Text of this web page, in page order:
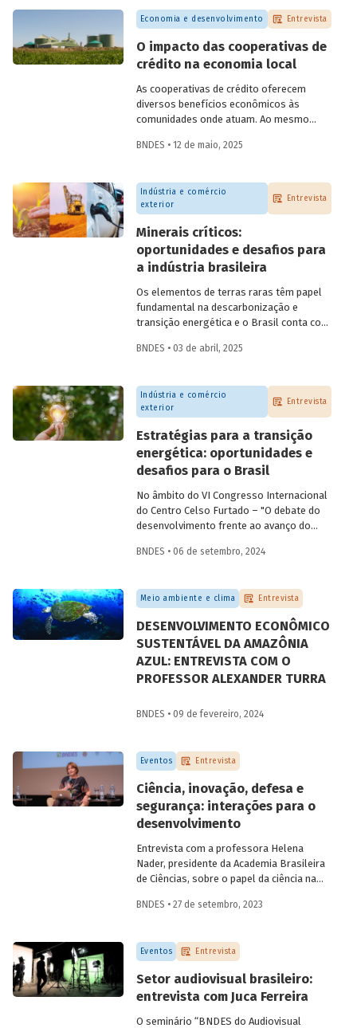
Finanças e Gente e Gestão da Santa Clara
Agrociência Industrial, e Eduardo Couto,
importância da atuação de bancos de
desenvolvimento no mercado de capitais,
a nova estratégia do BNDES e os planos
das investidas.
Economia e desenvolvimento Entrevista
O impacto das cooperativas de
crédito na economia local
As cooperativas de crédito oferecem
diversos benefícios econômicos às
comunidades onde atuam. Ao mesmo
arrecadação e produtividade; reduzem
melhoram indicadores educacionais.
Conversamos com o pesquisador da Fipe,
Alison Pablo de Oliveira, sobre o impacto
dessas cooperativas na economia local.
BNDES • 12 de maio, 2025
Indústria e comércio
exterior
Entrevista
Minerais críticos:
oportunidades e desafios para
a indústria brasileira
Os elementos de terras raras têm papel
fundamental na descarbonização e
transição energética e o Brasil conta com
despontar comoplayer
Karayannopoulos, especialista na
indústria de terras raras e minerais
críticos, para entender o potencial do
Brasil e alguns passos que precisam ser
tomados para alcançarmos esse objetivo.
BNDES • 03 de abril, 2025
Indústria e comércio
exterior
Entrevista
Estratégias para a transição
energética: oportunidades e
desafios para o Brasil
No âmbito do VI Congresso Internacional
do Centro Celso Furtado – "O debate do
desenvolvimento frente ao avanço do
professor André Tosi Furtado, doutor pela
Sorbonne) e professor titular da Unicamp,
sobre estratégias nacionais de transição
BNDES • 06 de setembro, 2024
Meio ambiente e clima Entrevista
DESENVOLVIMENTO ECONÔMICO
SUSTENTÁVEL DA AMAZÔNIA
AZUL: ENTREVISTA COM O
PROFESSOR ALEXANDER TURRA
BNDES • 09 de fevereiro, 2024
Eventos Entrevista
Ciência, inovação, defesa e
segurança: interações para o
desenvolvimento
Entrevista com a professora Helena
Nader, presidente da Academia Brasileira
de Ciências, sobre o papel da ciência na
importância da multidisciplinaridade e da
BNDES • 27 de setembro, 2023
Eventos Entrevista
Setor audiovisual brasileiro:
entrevista com Juca Ferreira
O seminário “BNDES do Audiovisual